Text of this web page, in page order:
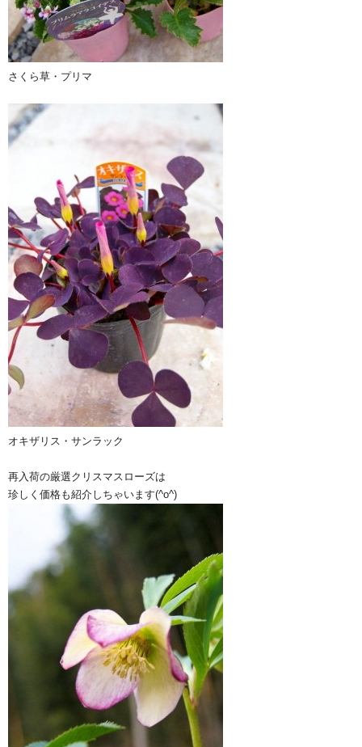
さくら草・プリマ
オキザリス・サンラック
再入荷の厳選クリスマスローズは
珍しく価格も紹介しちゃいます(^o^)ゞ